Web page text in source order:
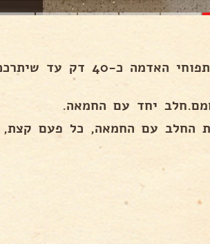
לרתיח מים ולשים בפנים את תפוחי
יחד עם החמאה.
החלב עם החמאה, כל פעם